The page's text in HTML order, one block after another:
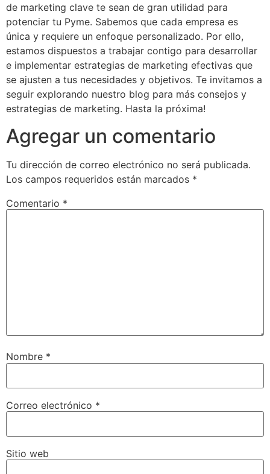
de marketing clave te sean de gran utilidad para
potenciar tu Pyme. Sabemos que cada empresa es
única y requiere un enfoque personalizado. Por ello,
estamos dispuestos a trabajar contigo para desarrollar
e implementar estrategias de marketing efectivas que
se ajusten a tus necesidades y objetivos. Te invitamos a
seguir explorando nuestro blog para más consejos y
estrategias de marketing. Hasta la próxima!
Agregar un comentario
Tu dirección de correo electrónico no será publicada.
Los campos requeridos están marcados *
Comentario *
Nombre *
Correo electrónico *
Sitio web